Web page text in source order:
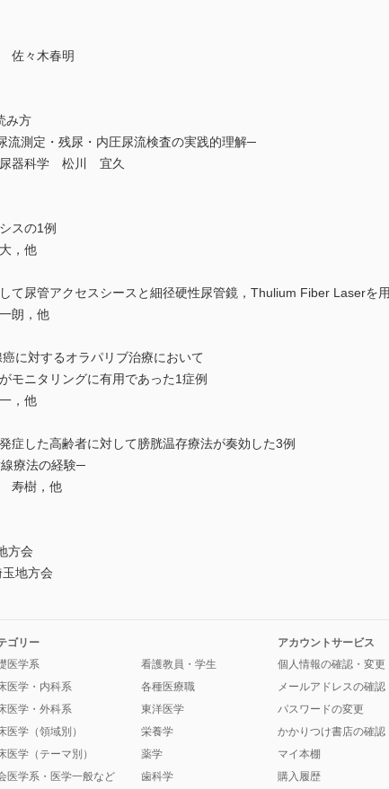
佐々木春明
み方
流測定・残尿・内圧尿流検査の実践的理解─
尿器科学 松川 宜久
スの1例
，他
て尿管アクセスシースと細径硬性尿管鏡，Thulium Fiber Laserを
朗，他
に対するオラパリブ治療において
モニタリングに有用であった1症例
，他
症した高齢者に対して膀胱温存療法が奏効した3例
療法の経験─
寿樹，他
方会
地方会
ゴリー
医学系
医学・内科系
医学・外科系
医学（領域別）
医学（テーマ別）
医学系・医学一般など
看護教員・学生
各種医療職
東洋医学
栄養学
薬学
歯科学
アカウントサービス
個人情報の確認・変更
メールアドレスの確認
パスワードの変更
かかりつけ書店の確認
マイ本棚
購入履歴